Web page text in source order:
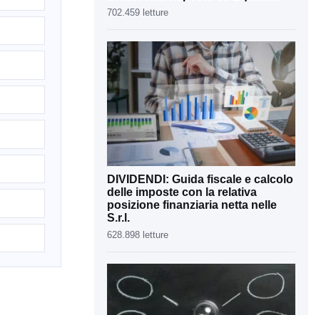
702.459 letture
DIVIDENDI: Guida fiscale e calcolo
delle imposte con la relativa
posizione finanziaria netta nelle
S.r.l.
628.898 letture